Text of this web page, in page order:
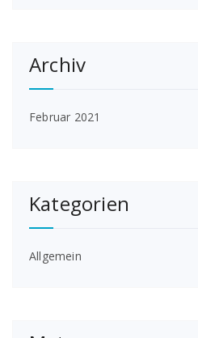
Archiv
Februar 2021
Kategorien
Allgemein